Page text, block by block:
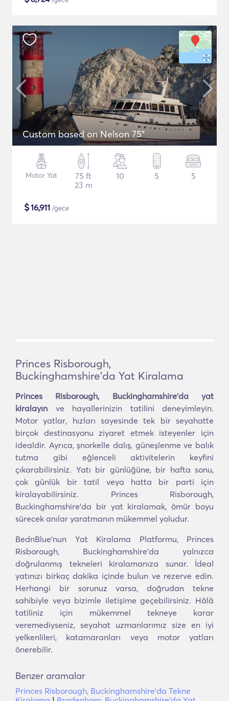
Custom based on Nelson 75"
Motor Yat
75 ft
23 m
10 5 5
$16,911 /gece
Princes Risborough,
Buckinghamshire'da Yat Kiralama
Princes Risborough, Buckinghamshire'da yat
kiralayın ve hayallerinizin tatilini deneyimleyin.
Motor yatlar, hızları sayesinde tek bir seyahatte
birçok destinasyonu ziyaret etmek isteyenler için
idealdir. Ayrıca, şnorkelle dalış, güneşlenme ve balık
tutma gibi eğlenceli aktivitelerin keyfini
çıkarabilirsiniz. Yatı bir günlüğüne, bir hafta sonu,
çok günlük bir tatil veya hatta bir parti için
kiralayabilirsiniz. Princes Risborough,
Buckinghamshire'da bir yat kiralamak, ömür boyu
sürecek anılar yaratmanın mükemmel yoludur.
BednBlue'nun Yat Kiralama Platformu, Princes
Risborough, Buckinghamshire'da yalnızca
doğrulanmış tekneleri kiralamanıza sunar. İdeal
yatınızı birkaç dakika içinde bulun ve rezerve edin.
Herhangi bir sorunuz varsa, doğrudan tekne
sahibiyle veya bizimle iletişime geçebilirsiniz. Hâlâ
tatiliniz için mükemmel tekneye karar
veremediyseniz, seyahat uzmanlarımız size en iyi
yelkenlileri, katamaranları veya motor yatları
önerebilir.
Benzer aramalar
Princes Risborough, Buckinghamshire'da Tekne